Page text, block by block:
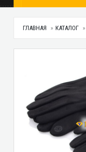
ГЛАВНАЯ КАТАЛОГ